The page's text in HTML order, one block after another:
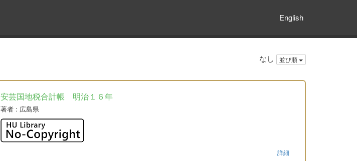
English
なし 並び順
安芸国地税合計帳 明治１６年
著者: 広島県
詳細